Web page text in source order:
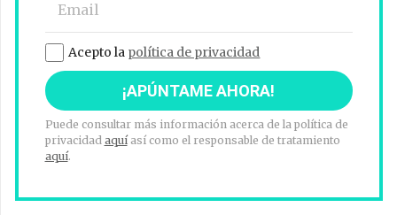
Acepto la política de privacidad
Puede consultar más información acerca de la política de
privacidad aquíasí como el responsable de tratamiento
aquí.